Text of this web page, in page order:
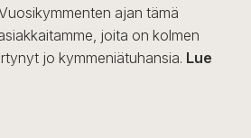
ajan tämä
joita on kolmen
jo kymmeniätuhansia. Lue